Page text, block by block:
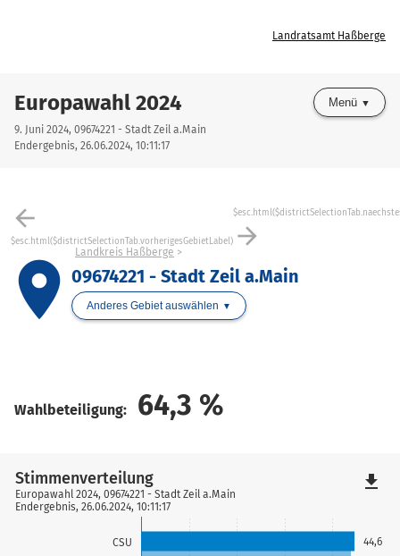
Landratsamt Haßberge
Europawahl 2024
9. Juni 2024, 09674221 - Stadt Zeil a.Main
Endergebnis, 26.06.2024, 10:11:17
Menü
arrow_back
$esc.html($districtSelectionTab.vorherigesGebietLabel) arrow_forward
place
Landkreis Haßberge
09674221 - Stadt Zeil a.Main
Anderes Gebiet auswählen
Wahlbeteiligung: 64,3 %
CSU 44,6
Stimmenverteilung
Europawahl 2024, 09674221 - Stadt Zeil a.Main
Endergebnis, 26.06.2024, 10:11:17
file_download